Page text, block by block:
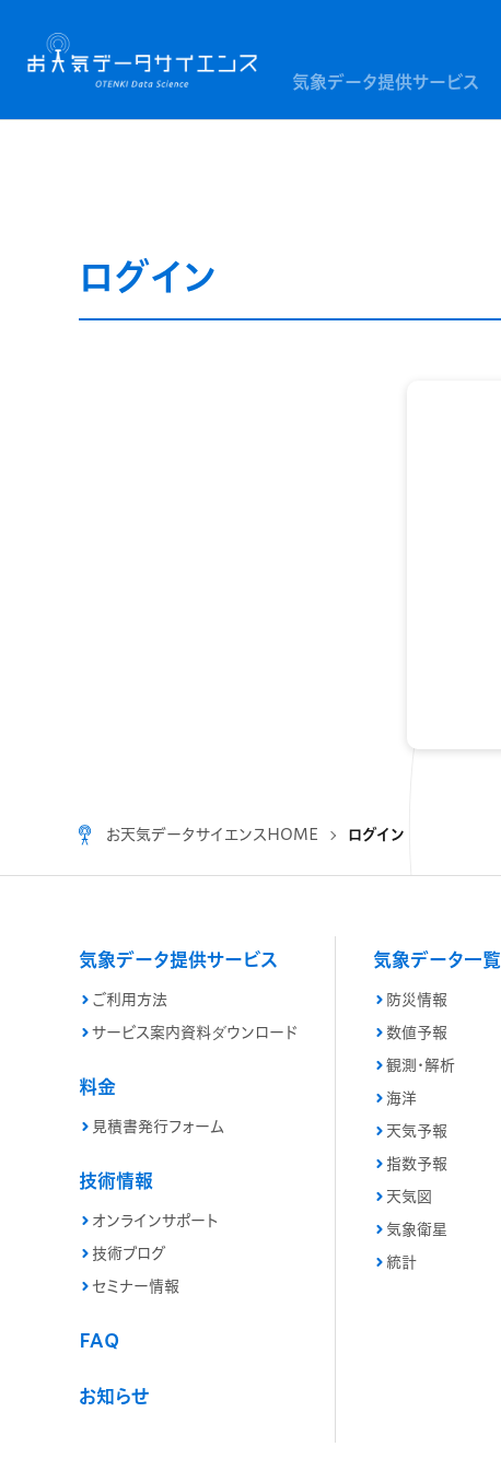
気象データ提供サービス
ログイン
お天気データサイエンスHOME ログイン
気象データ提供サービス
ご利用方法
サービス案内資料ダウンロード
料金
見積書発行フォーム
技術情報
オンラインサポート
技術ブログ
セミナー情報
FAQ
お知らせ
気象データ一覧
防災情報
数値予報
観測・解析
海洋
天気予報
指数予報
天気図
気象衛星
統計